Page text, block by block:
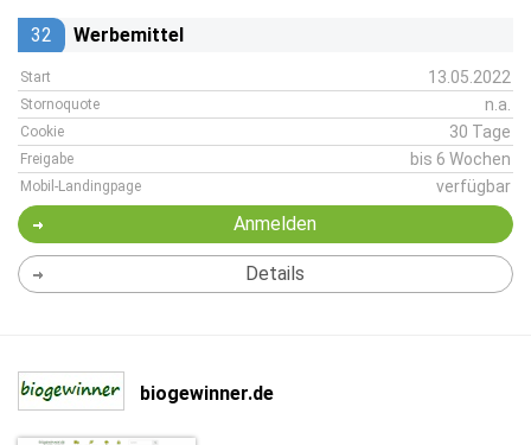
32 Werbemittel
Start 13.05.2022
Stornoquote n.a.
Cookie 30 Tage
Freigabe bis 6 Wochen
Mobil-Landingpage verfügbar
Anmelden
Details
biogewinner.de